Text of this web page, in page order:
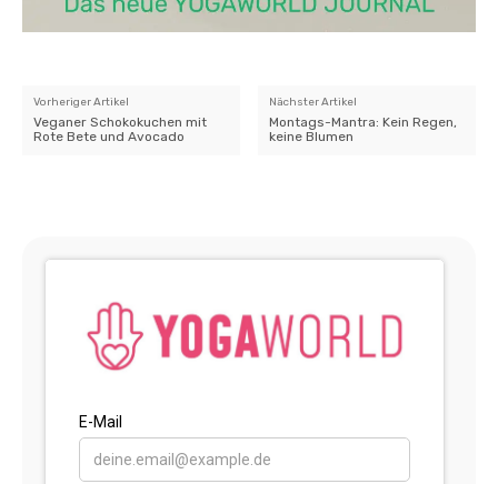
Vorheriger Artikel
Veganer Schokokuchen mit
Rote Bete und Avocado
Nächster Artikel
Montags-Mantra: Kein Regen,
keine Blumen